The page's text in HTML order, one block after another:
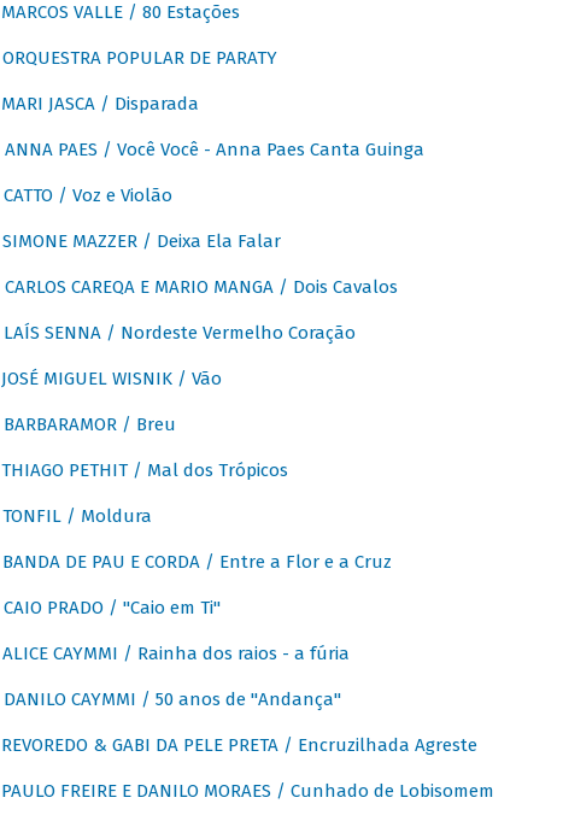
MARCOS VALLE / 80 Estações
ORQUESTRA POPULAR DE PARATY
MARI JASCA / Disparada
ANNA PAES / Você Você - Anna Paes Canta Guinga
CATTO / Voz e Violão
SIMONE MAZZER / Deixa Ela Falar
CARLOS CAREQA E MARIO MANGA / Dois Cavalos
LAÍS SENNA / Nordeste Vermelho Coração
JOSÉ MIGUEL WISNIK / Vão
BARBARAMOR / Breu
THIAGO PETHIT / Mal dos Trópicos
TONFIL / Moldura
BANDA DE PAU E CORDA / Entre a Flor e a Cruz
CAIO PRADO / "Caio em Ti"
ALICE CAYMMI / Rainha dos raios - a fúria
DANILO CAYMMI / 50 anos de "Andança"
REVOREDO & GABI DA PELE PRETA / Encruzilhada Agreste
PAULO FREIRE E DANILO MORAES / Cunhado de Lobisomem